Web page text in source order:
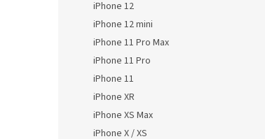
iPhone 12
iPhone 12 mini
iPhone 11 Pro Max
iPhone 11 Pro
iPhone 11
iPhone XR
iPhone XS Max
iPhone X / XS